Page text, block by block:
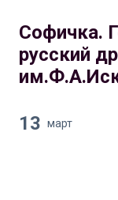
Софичка.
русский
13 март